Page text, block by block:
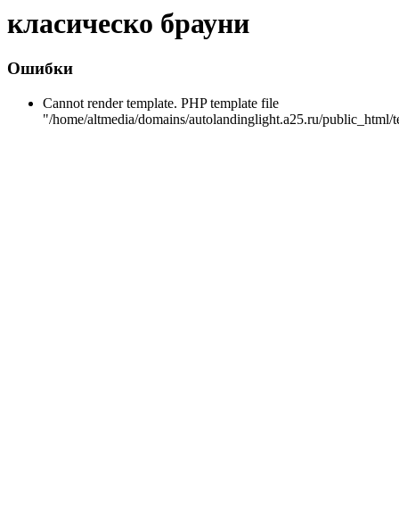
класическо брауни
Ошибки
Cannot render template. PHP template file
"/home/altmedia/domains/autolandinglight.a25.ru/